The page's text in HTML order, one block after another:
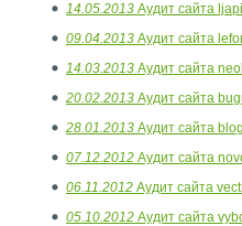
14.05.2013 Аудит сайта
09.04.2013 Аудит сайта
14.03.2013 Аудит сайта
20.02.2013 Аудит сайта
28.01.2013 Аудит сайта
07.12.2012 Аудит сайта
06.11.2012 Аудит сайта
05.10.2012 Аудит сайта